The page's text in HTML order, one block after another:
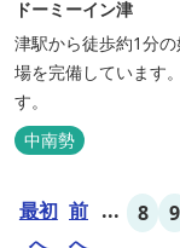
ドーミーイン津
津駅から徒歩約1分
場を完備しています
す。
中南勢
最初 前 ... 8 9